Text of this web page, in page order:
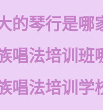
的琴行是哪
唱法培训班
唱法培训学